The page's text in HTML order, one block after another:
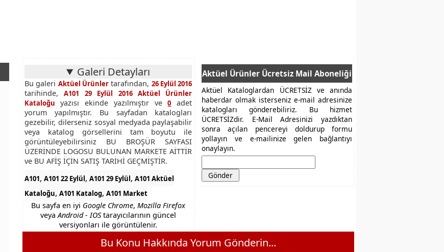
Galeri Detayları
Bu galeri Aktüel Ürünler tarafından, 26 Eylül 2016
tarihinde,A101 29 Eylül 2016 Aktüel Ürünler
Kataloğu yazısı ekinde yazılmıştır ve0 adet
yorum yapılmıştır. Bu sayfadan katalogları
gezebilir, dilerseniz sosyal medyada paylaşabilir
veya katalog görsellerini tam boyutu ile
görüntüleyebilirsiniz BU BROŞÜR SAYFASI
ÜZERİNDE LOGOSU BULUNAN MARKETE AİTTİR
ve BU AFİŞ İÇİN SATIŞ TARİHİ GEÇMİŞTİR.
A101, A101 22 Eylül, A101 29 Eylül, A101 Aktüel
Kataloğu, A101 Katalog, A101 Market
Bu sayfa en iyi Google Chrome,Mozilla Firefox
veyaAndroid - IOStarayıcılarının güncel
versiyonları ile görüntülenir.
Aktüel Ürünler Ücretsiz Mail Aboneliği
Aktüel Kataloglardan ÜCRETSİZ ve anında
haberdar olmak isterseniz e-mail adresinize
katalogları gönderebiliriz. Bu hizmet
ÜCRETSİZdir. E-Mail Adresinizi yazdıktan
sonra açılan pencereyi doldurup formu
yollayın ve e-mailinize gelen bağlantıyı
onaylayın.
Bu Konu Hakkında Yorum Gönderin...